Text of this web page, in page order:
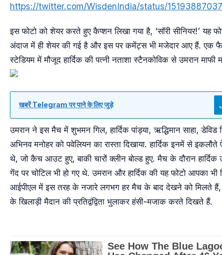
https://twitter.com/WisdenIndia/status/
इस फोटो को शेयर करते हुए कैप्शन लिखा गया है, ‘सॉरी सीनियर!’ यह
अंदाज में ही शेयर की गई है और इस पर कमेंट्स भी मजेदार आए हैं. एक
स्टेडियम में मौजूद हार्दिक की पत्नी नताशा स्टैनकोविक से उमरान माफी
खबरें Telegram पर पाने के लिए जुड़े
उमरान ने इस मैच में शुभमन गिल, हार्दिक पांड्या, ऋद्धिमान साहा, डेविड
अभिनव मनोहर को पवेलियन का रास्ता दिखाया. हार्दिक इनमें से
थे, जो कैच आउट हुए, बाकी चारों क्लीन बोल्ड हुए. मैच के दौरान हार्दिक
गेंद पर चोटिल भी हो गए थे. उमरान और हार्दिक की यह फोटो आपका भी
आईपीएल में इस तरह के नजारे लगभग हर मैच के बाद देखने को मिलते हैं,
के खिलाड़ी मैदान की प्रतिद्वंद्विता भुलाकर हंसी-मजाक करते दिखते हैं.